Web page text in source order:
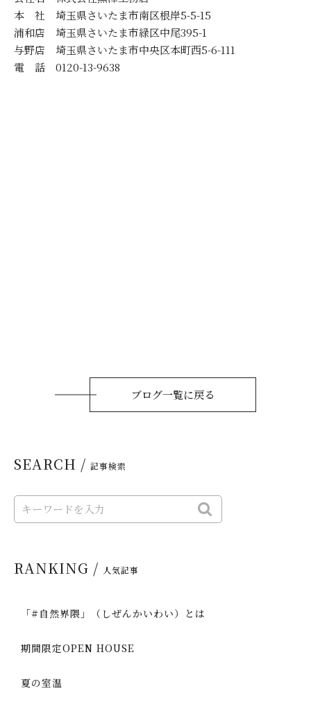
本 社 埼玉県さいたま市南区根岸5-5-15
浦和店 埼玉県さいたま市緑区中尾395-1
与野店 埼玉県さいたま市中央区本町西5-6-111
電 話 0120-13-9638
ブログ一覧に戻る
SEARCH / 記事検索
RANKING / 人気記事
「#自然界隈」（しぜんかいわい）とは
期間限定OPEN HOUSE
夏の室温